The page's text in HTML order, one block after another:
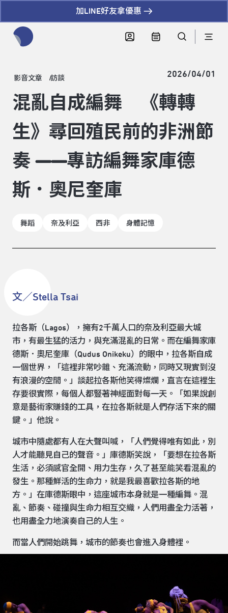
加LINE好友拿優惠
影音文章 訪談 2026/04/01
混亂自成編舞 《轉轉
生》尋回殖民前的非洲節
奏 ——專訪編舞家庫德
斯．奧尼奎庫
舞蹈 奈及利亞 西非 身體記憶
文／Stella Tsai
拉各斯（Lagos），擁有2千萬人口的奈及利亞最大城
市，有最生猛的活力，與充滿混亂的日常。而在編舞家庫
德斯．奧尼奎庫（Qudus Onikeku）的眼中，拉各斯自成
一個世界，「這裡非常吵雜、充滿流動，同時又現實到沒
有浪漫的空間。」談起拉各斯他笑得燦爛，直言在這裡生
存要很實際，每個人都豎著神經面對每一天。「如果說創
意是藝術家賺錢的工具，在拉各斯就是人們存活下來的關
鍵。」他說。
城市中隨處都有人在大聲叫喊，「人們覺得唯有如此，別
人才能聽見自己的聲音。」庫德斯笑說，「要想在拉各斯
生活，必須感官全開、用力生存，久了甚至能笑看混亂的
發生。那種鮮活的生命力，就是我最喜歡拉各斯的地
方。」在庫德斯眼中，這座城市本身就是一種編舞。混
亂、節奏、碰撞與生命力相互交織，人們用盡全力活著，
也用盡全力地演奏自己的人生。
而當人們開始跳舞，城市的節奏也會進入身體裡。